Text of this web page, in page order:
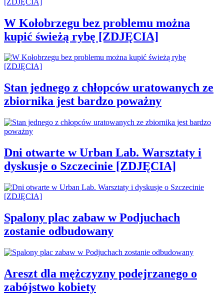
W Kołobrzegu bez problemu można
kupić świeżą rybę [ZDJĘCIA]
Stan jednego z chłopców uratowanych ze
zbiornika jest bardzo poważny
Dni otwarte w Urban Lab. Warsztaty i
dyskusje o Szczecinie [ZDJĘCIA]
Spalony plac zabaw w Podjuchach
zostanie odbudowany
Areszt dla mężczyzny podejrzanego o
zabójstwo kobiety